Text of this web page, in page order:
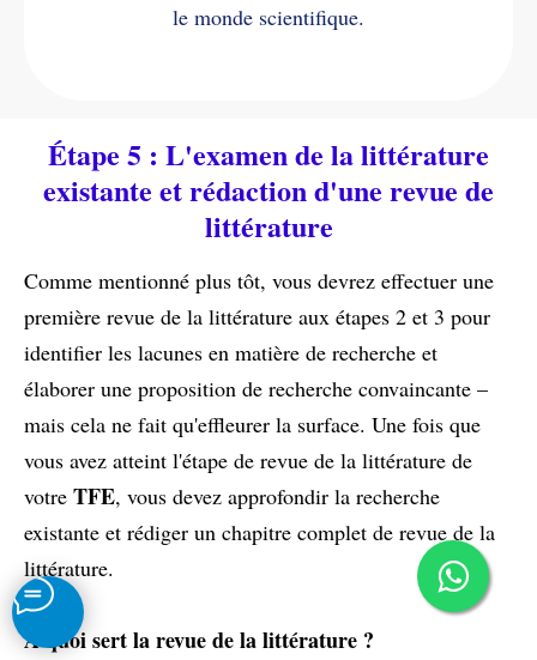
le monde scientifique.
Étape 5 : L'examen de la littérature
existante et rédaction d'une revue de
littérature
Comme mentionné plus tôt, vous devrez effectuer une
première revue de la littérature aux étapes 2 et 3 pour
identifier les lacunes en matière de recherche et
élaborer une proposition de recherche convaincante –
mais cela ne fait qu'effleurer la surface. Une fois que
vous avez atteint l'étape de revue de la littérature de
votre TFE, vous devez approfondir la recherche
existante et rédiger un chapitre complet de revue de la
littérature.
À quoi sert la revue de la littérature ?